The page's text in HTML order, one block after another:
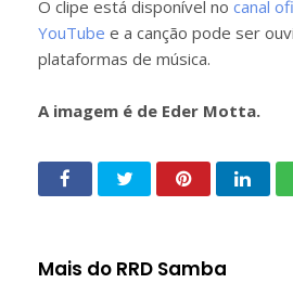
O clipe está disponível no canal
YouTube e a canção pode ser
plataformas de música.
A imagem é de Eder Motta.
Mais do RRD Samba